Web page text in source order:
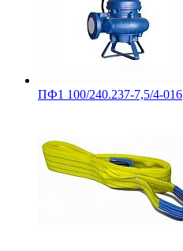
ПФ1 100/240.237-7,5/4-016